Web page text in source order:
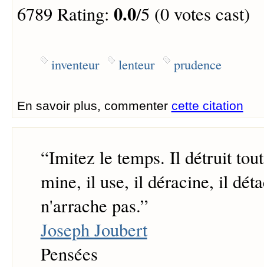
6789 Rating: 0.0/5 (0 votes cast)
inventeur lenteur prudence
En savoir plus, commenter cette citation
“Imitez le temps. Il détruit
mine, il use, il déracine, il
n'arrache pas.”
Joseph Joubert
Pensées